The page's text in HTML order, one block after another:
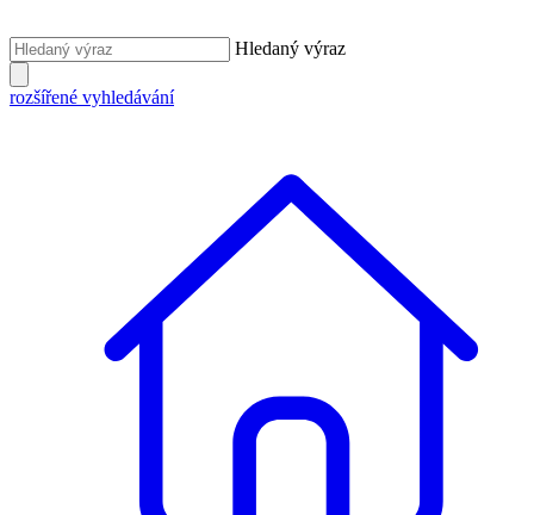
Hledaný výraz
rozšířené vyhledávání